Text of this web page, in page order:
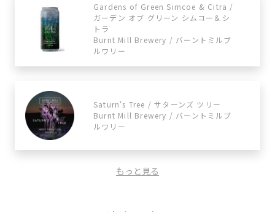
Gardens of Green Simcoe & Citra /
ガーデン オブ グリーン シムコー＆シ
トラ
Burnt Mill Brewery / バーントミルブ
ルワリー
Saturn's Tree / サターンズ ツリー
Burnt Mill Brewery / バーントミルブ
ルワリー
もっと見る